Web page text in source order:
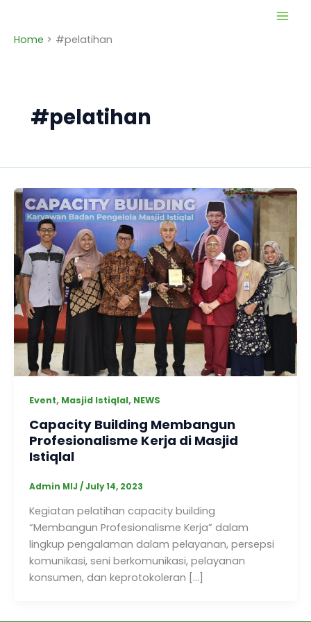
content
Home #pelatihan
#pelatihan
Event, Masjid Istiqlal, NEWS
Capacity Building Membangun
Profesionalisme Kerja di Masjid
Istiqlal
Admin MIJ /July 14, 2023
Kegiatan pelatihan capacity building
“Membangun Profesionalisme Kerja” dalam
lingkup pengalaman dalam pelayanan, persepsi
komunikasi, seni berkomunikasi, pelayanan
konsumen, dan keprotokoleran […]